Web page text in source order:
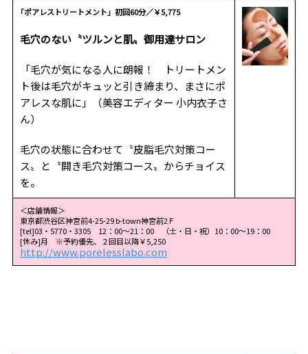
｢ポアレストリートメント」初回60分／￥5,775
毛穴のない〝ツルンと肌〟御用達サロン
「毛穴が気になる人に朗報！ トリートメン
ト後は毛穴がキュッと引き締まり、まさにポ
アレスな肌に」（美容エディター 小内衣子さ
ん）
毛穴の状態に合わせて〝皮脂毛穴対策コー
ス〟と〝開き毛穴対策コース〟からチョイス
を。
＜店舗情報＞
東京都渋谷区神宮前4-25-29 b-town神宮前2Ｆ
[tel]03・5770・3305 12：00～21：00 （土・日・祝）10：00～19：00
[休み]月 ※予約優先、２回目以降￥5,250
http://www.porelesslabo.com